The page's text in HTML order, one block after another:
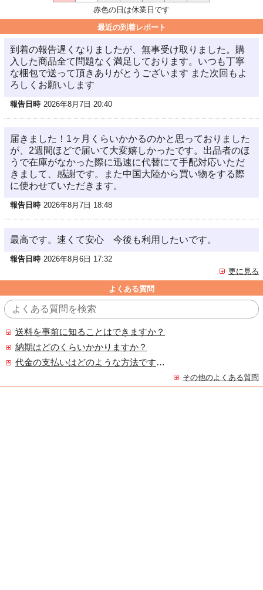
赤色の日は休業日です
最近の到着レポート
到着の報告遅くなりましたが、無事受け取りました。購
入した商品全て問題なく満足しております。いつも丁寧
な梱包で送って頂きありがとうございます また次回もよ
ろしくお願いします
報告日時 2026年8月7日 20:40
届きました！1ヶ月くらいかかるのかと思っておりました
が、2週間ほどで届いて大変嬉しかったです。出品者のほ
うで在庫がなかった際に迅速に代替にて手配対応いただ
きまして、感謝です。また中国大陸から買い物をする際
に使わせていただきます。
報告日時 2026年8月7日 18:48
最高です。速くて安心 今後も利用したいです。
報告日時 2026年8月6日 17:32
更に見る
よくある質問
送料を事前に知ることはできますか？
納期はどのくらいかかりますか？
代金の支払いはどのような方法ですか？
その他のよくある質問